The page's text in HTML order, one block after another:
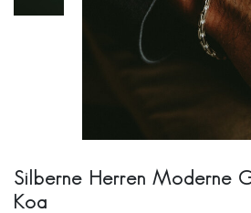
Silberne Herren Moderne
Koa